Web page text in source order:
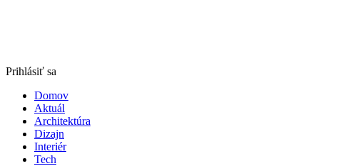
Prihlásiť sa
Domov
Aktuál
Architektúra
Dizajn
Interiér
Tech